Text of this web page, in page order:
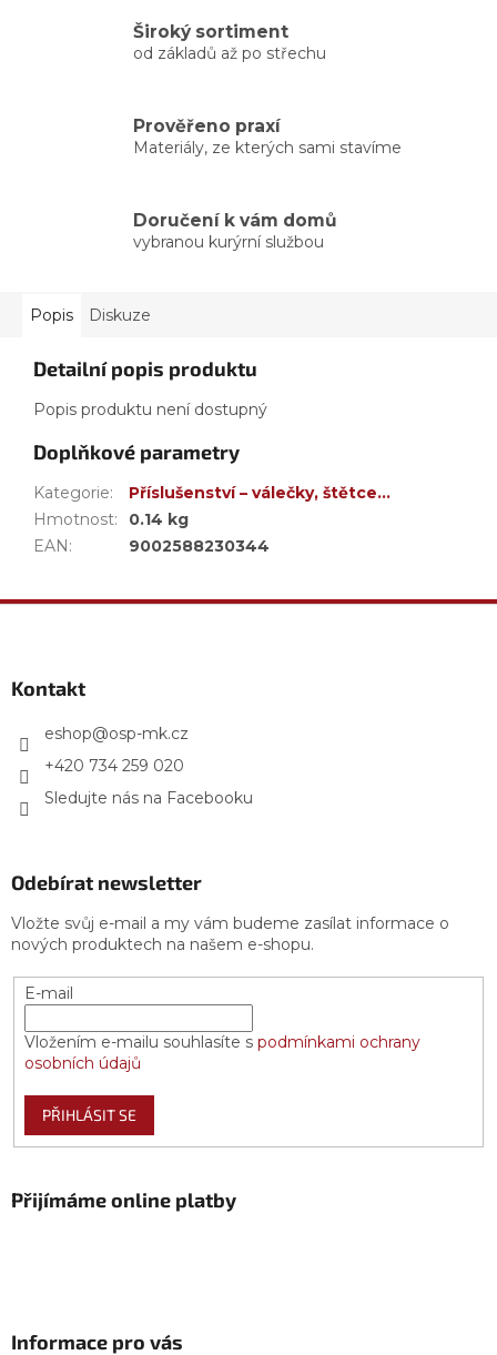
Široký sortiment
od základů až po střechu
Prověřeno praxí
Materiály, ze kterých sami stavíme
Doručení k vám domů
vybranou kurýrní službou
Popis Diskuze
Detailní popis produktu
Popis produktu není dostupný
Doplňkové parametry
Kategorie:
Příslušenství – válečky, štětce…
Hmotnost:
0.14 kg
EAN: 9002588230344
Kontakt
eshop@osp-mk.cz
+420 734 259 020
Sledujte nás na Facebooku
Odebírat newsletter
Vložte svůj e-mail a my vám budeme zasílat informace o
nových produktech na našem e-shopu.
E-mail
Vložením e-mailu souhlasíte s podmínkami ochrany
osobních údajů
PŘIHLÁSIT SE
Přijímáme online platby
Informace pro vás